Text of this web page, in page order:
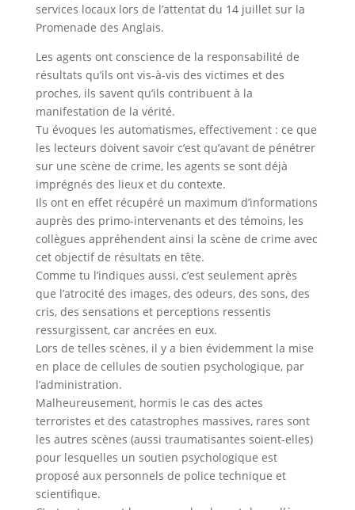
services locaux lors de l’attentat du 14 juillet sur la
Promenade des Anglais.
Les agents ont conscience de la responsabilité de
résultats qu’ils ont vis-à-vis des victimes et des
proches, ils savent qu’ils contribuent à la
manifestation de la vérité.
Tu évoques les automatismes, effectivement : ce que
les lecteurs doivent savoir c’est qu’avant de pénétrer
sur une scène de crime, les agents se sont déjà
imprégnés des lieux et du contexte.
Ils ont en effet récupéré un maximum d’informations
auprès des primo-intervenants et des témoins, les
collègues appréhendent ainsi la scène de crime avec
cet objectif de résultats en tête.
Comme tu l’indiques aussi, c’est seulement après
que l’atrocité des images, des odeurs, des sons, des
cris, des sensations et perceptions ressentis
ressurgissent, car ancrées en eux.
Lors de telles scènes, il y a bien évidemment la mise
en place de cellules de soutien psychologique, par
l’administration.
Malheureusement, hormis le cas des actes
terroristes et des catastrophes massives, rares sont
les autres scènes (aussi traumatisantes soient-elles)
pour lesquelles un soutien psychologique est
proposé aux personnels de police technique et
scientifique.